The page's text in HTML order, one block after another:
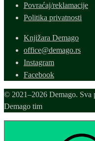
Povraćaj/reklamacije
Politika privatnosti
Knjižara Demago
office@demago.rs
Instagram
Facebook
© 2021–2026 Demago. Sva
Demago tim